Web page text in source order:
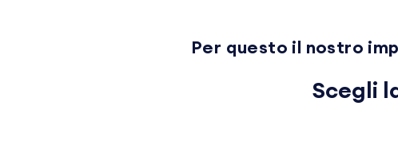
Per questo il nostro
Scegli